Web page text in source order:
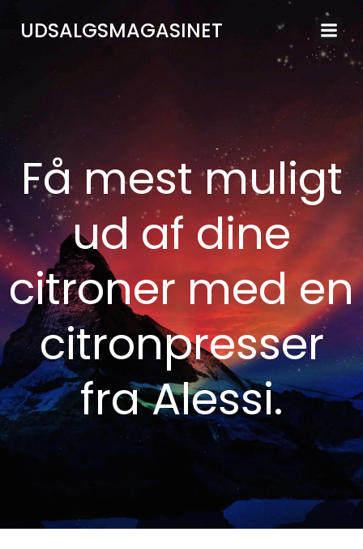
til
UDSALGSMAGASINET
Få mest muligt
ud af dine
citroner med en
citronpresser
fra Alessi.